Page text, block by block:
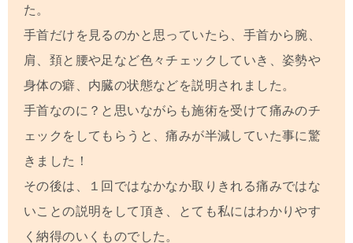
た。
手首だけを見るのかと思っていたら、手首から腕、
肩、頚と腰や足など色々チェックしていき、姿勢や
身体の癖、内臓の状態などを説明されました。
手首なのに？と思いながらも施術を受けて痛みのチ
ェックをしてもらうと、痛みが半減していた事に驚
きました！
その後は、１回ではなかなか取りきれる痛みではな
いことの説明をして頂き、とても私にはわかりやす
く納得のいくものでした。